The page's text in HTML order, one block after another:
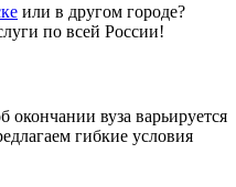
или в другом городе?
по всей России!
окончании вуза варьируется
гибкие условия